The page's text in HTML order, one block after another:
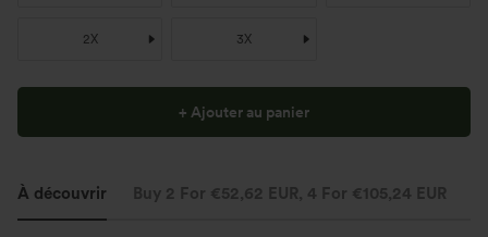
2X 3X
+ Ajouter au panier
À découvrir Buy 2 For €52,62 EUR, 4 For €105,24 EUR